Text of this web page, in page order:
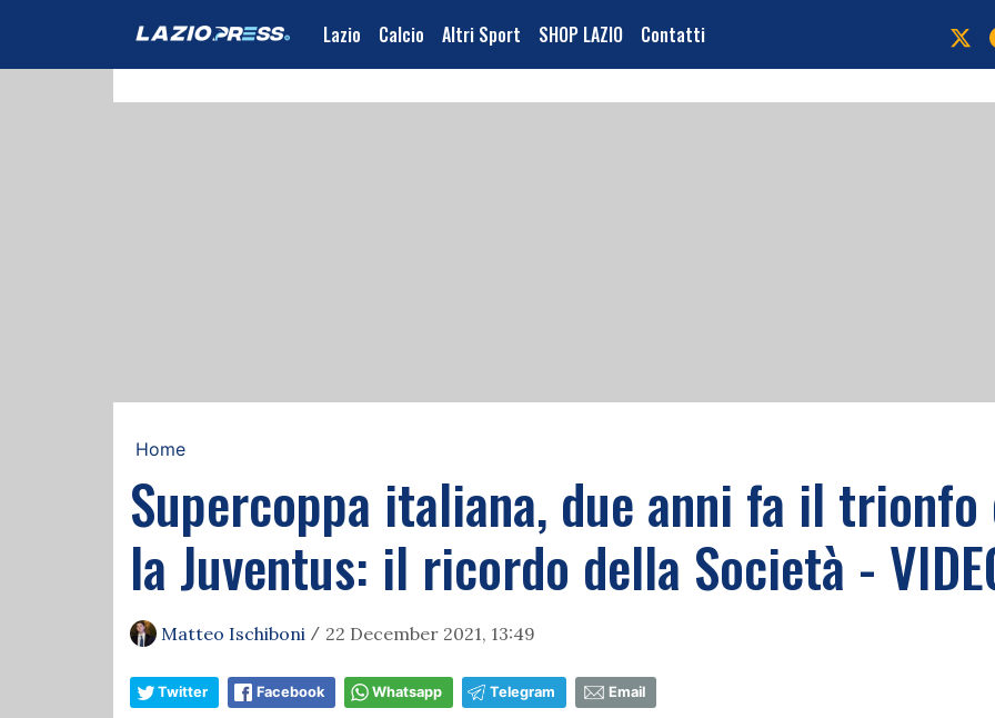
Lazio Calcio Altri Sport SHOP LAZIO Contatti
Home
Supercoppa italiana, due anni fa il
la Juventus: il ricordo della Società -
Matteo Ischiboni / 22 December 2021, 13:49
Twitter Facebook Whatsapp Telegram Email